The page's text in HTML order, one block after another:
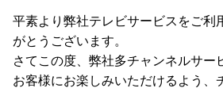
平素より弊社テレビサービスをご利
がとうございます。
さてこの度、弊社多チャンネルサー
お客様にお楽しみいただけるよう、